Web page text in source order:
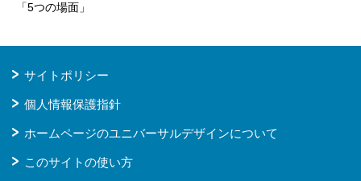
「5つの場面」
サイトポリシー
個人情報保護指針
ホームページのユニバーサルデザインについて
このサイトの使い方